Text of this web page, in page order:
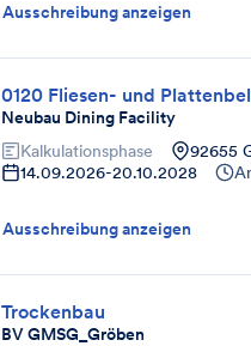
Ausschreibung anzeigen
0120 Fliesen- und
Neubau Dining Facility
Kalkulationsphase 92655
14.09.2026-20.10.2028
Ausschreibung anzeigen
Trockenbau
BV GMSG_Gröben